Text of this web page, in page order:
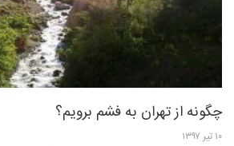
چگونه از تهران به فشم برویم؟
۱۰ تیر ۱۳۹۷